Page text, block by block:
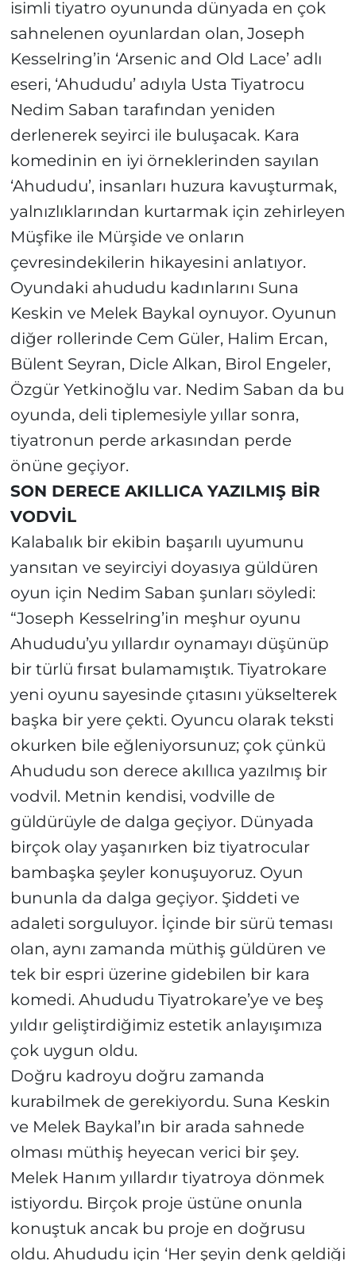
isimli tiyatro oyununda dünyada en çok
sahnelenen oyunlardan olan, Joseph
Kesselring’in ‘Arsenic and Old Lace’ adlı
eseri, ‘Ahududu’ adıyla Usta Tiyatrocu
Nedim Saban tarafından yeniden
derlenerek seyirci ile buluşacak. Kara
komedinin en iyi örneklerinden sayılan
‘Ahududu’, insanları huzura kavuşturmak,
yalnızlıklarından kurtarmak için zehirleyen
Müşfike ile Mürşide ve onların
çevresindekilerin hikayesini anlatıyor.
Oyundaki ahududu kadınlarını Suna
Keskin ve Melek Baykal oynuyor. Oyunun
diğer rollerinde Cem Güler, Halim Ercan,
Bülent Seyran, Dicle Alkan, Birol Engeler,
Özgür Yetkinoğlu var. Nedim Saban da bu
oyunda, deli tiplemesiyle yıllar sonra,
tiyatronun perde arkasından perde
önüne geçiyor.
SON DERECE AKILLICA YAZILMIŞ BİR
VODVİL
Kalabalık bir ekibin başarılı uyumunu
yansıtan ve seyirciyi doyasıya güldüren
oyun için Nedim Saban şunları söyledi:
“Joseph Kesselring’in meşhur oyunu
Ahududu’yu yıllardır oynamayı düşünüp
bir türlü fırsat bulamamıştık. Tiyatrokare
yeni oyunu sayesinde çıtasını yükselterek
başka bir yere çekti. Oyuncu olarak teksti
okurken bile eğleniyorsunuz; çok çünkü
Ahududu son derece akıllıca yazılmış bir
vodvil. Metnin kendisi, vodville de
güldürüyle de dalga geçiyor. Dünyada
birçok olay yaşanırken biz tiyatrocular
bambaşka şeyler konuşuyoruz. Oyun
bununla da dalga geçiyor. Şiddeti ve
adaleti sorguluyor. İçinde bir sürü teması
olan, aynı zamanda müthiş güldüren ve
tek bir espri üzerine gidebilen bir kara
komedi. Ahududu Tiyatrokare’ye ve beş
yıldır geliştirdiğimiz estetik anlayışımıza
çok uygun oldu.
Doğru kadroyu doğru zamanda
kurabilmek de gerekiyordu. Suna Keskin
ve Melek Baykal’ın bir arada sahnede
olması müthiş heyecan verici bir şey.
Melek Hanım yıllardır tiyatroya dönmek
istiyordu. Birçok proje üstüne onunla
konuştuk ancak bu proje en doğrusu
oldu. Ahududu için ‘Her şeyin denk geldiği